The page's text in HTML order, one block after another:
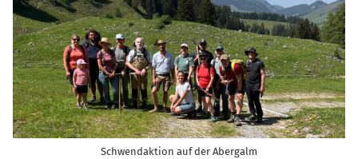
Schwendaktion auf der Abergalm